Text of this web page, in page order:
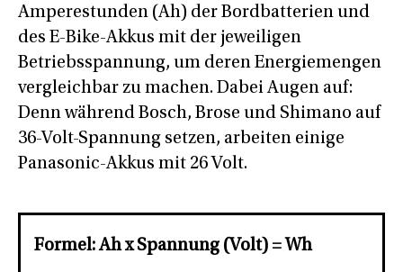
Amperestunden (Ah) der Bordbatterien und
des E-Bike-Akkus mit der jeweiligen
Betriebsspannung, um deren Energiemengen
vergleichbar zu machen. Dabei Augen auf:
Denn während Bosch, Brose und Shimano auf
36-Volt-Spannung setzen, arbeiten einige
Panasonic-Akkus mit 26 Volt.
Formel: Ah x Spannung (Volt) = Wh